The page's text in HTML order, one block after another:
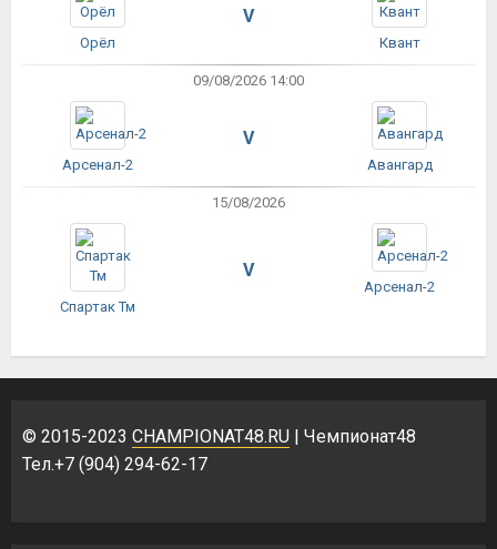
Орёл
V
Квант
09/08/2026 14:00
Арсенал-2
V
Авангард
15/08/2026
Спартак Тм
V
Арсенал-2
© 2015-2023 CHAMPIONAT48.RU | Чемпионат48
Тел.+7 (904) 294-62-17